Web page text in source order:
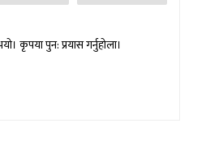
कृपया पुन: प्रयास गर्नुहोला।